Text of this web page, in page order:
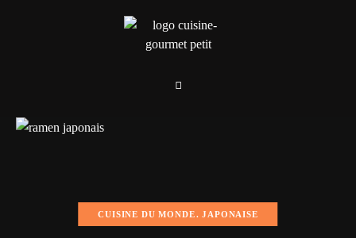
CUISINE DU MONDE JAPONAISE